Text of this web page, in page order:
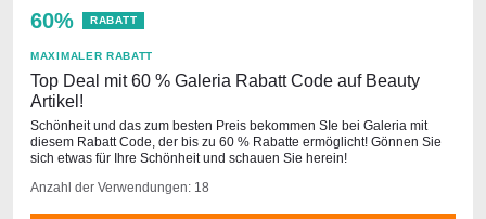
60% RABATT
MAXIMALER RABATT
Top Deal mit 60 % Galeria Rabatt Code auf Beauty
Artikel!
Schönheit und das zum besten Preis bekommen SIe bei Galeria mit
diesem Rabatt Code, der bis zu 60 % Rabatte ermöglicht! Gönnen Sie
sich etwas für Ihre Schönheit und schauen Sie herein!
Anzahl der Verwendungen: 18